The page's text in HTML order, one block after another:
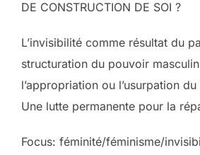
DE CONSTRUCTION DE SOI ?
L’invisibilité comme résultat du
structuration du pouvoir
l’appropriation ou l’usurpation
Une lutte permanente pour la
Focus: féminité/féminisme/